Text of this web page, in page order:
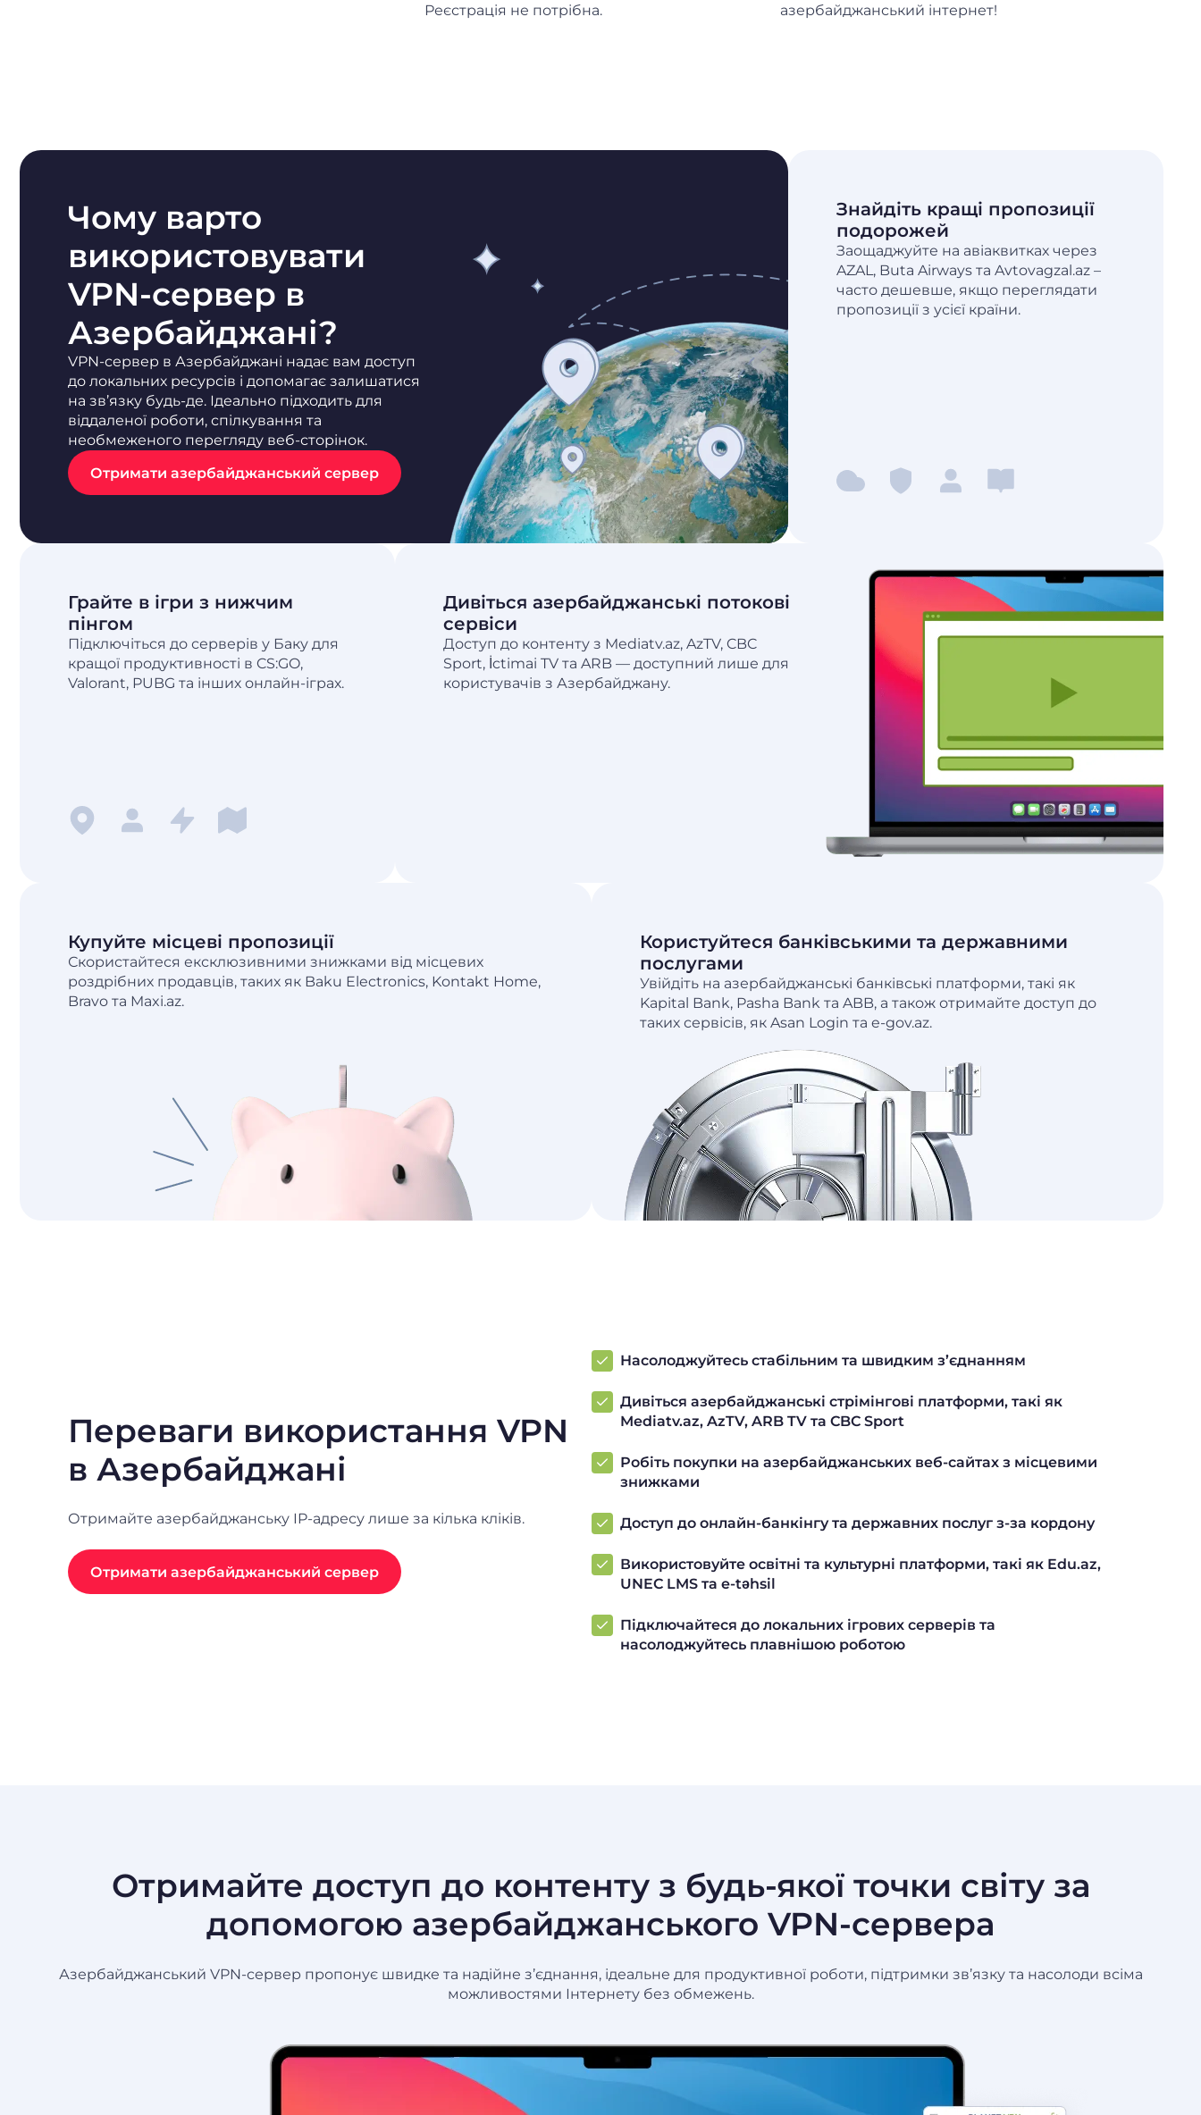
Реєстрація не потрібна.
азербайджанський інтернет!
Чому варто
використовувати
VPN-сервер в
Азербайджані?
VPN-сервер в Азербайджані надає вам доступ
до локальних ресурсів і допомагає залишатися
на зв’язку будь-де. Ідеально підходить для
віддаленої роботи, спілкування та
необмеженого перегляду веб-сторінок.
Отримати азербайджанський сервер
Знайдіть кращі пропозиції
подорожей
Заощаджуйте на авіаквитках через
AZAL, Buta Airways та Avtovagzal.az –
часто дешевше, якщо переглядати
пропозиції з усієї країни.
Грайте в ігри з нижчим
пінгом
Підключіться до серверів у Баку для
кращої продуктивності в CS:GO,
Valorant, PUBG та інших онлайн-іграх.
Дивіться азербайджанські потокові
сервіси
Доступ до контенту з Mediatv.az, AzTV, CBC
Sport, İctimai TV та ARB — доступний лише для
користувачів з Азербайджану.
Купуйте місцеві пропозиції
Скористайтеся ексклюзивними знижками від місцевих
роздрібних продавців, таких як Baku Electronics, Kontakt Home,
Bravo та Maxi.az.
Користуйтеся банківськими та державними
послугами
Увійдіть на азербайджанські банківські платформи, такі як
Kapital Bank, Pasha Bank та ABB, а також отримайте доступ до
таких сервісів, як Asan Login та e-gov.az.
Переваги використання VPN
в Азербайджані
Отримайте азербайджанську IP-адресу лише за кілька кліків.
Отримати азербайджанський сервер
Насолоджуйтесь стабільним та швидким з’єднанням
Дивіться азербайджанські стрімінгові платформи, такі як
Mediatv.az, AzTV, ARB TV та CBC Sport
Робіть покупки на азербайджанських веб-сайтах з місцевими
знижками
Доступ до онлайн-банкінгу та державних послуг з-за кордону
Використовуйте освітні та культурні платформи, такі як Edu.az,
UNEC LMS та e-təhsil
Підключайтеся до локальних ігрових серверів та
насолоджуйтесь плавнішою роботою
Отримайте доступ до контенту з будь-якої точки світу за
допомогою азербайджанського VPN-сервера
Азербайджанський VPN-сервер пропонує швидке та надійне з’єднання, ідеальне для продуктивної роботи, підтримки зв’язку та насолоди всіма
можливостями Інтернету без обмежень.